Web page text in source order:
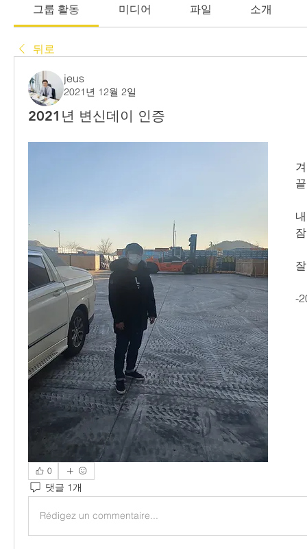
그룹 활동 미디어 파일 소개
뒤로
jeus
2021년 12월 2일
2021년 변신데이 인증
-
0
댓글 1개
Rédigez un commentaire...